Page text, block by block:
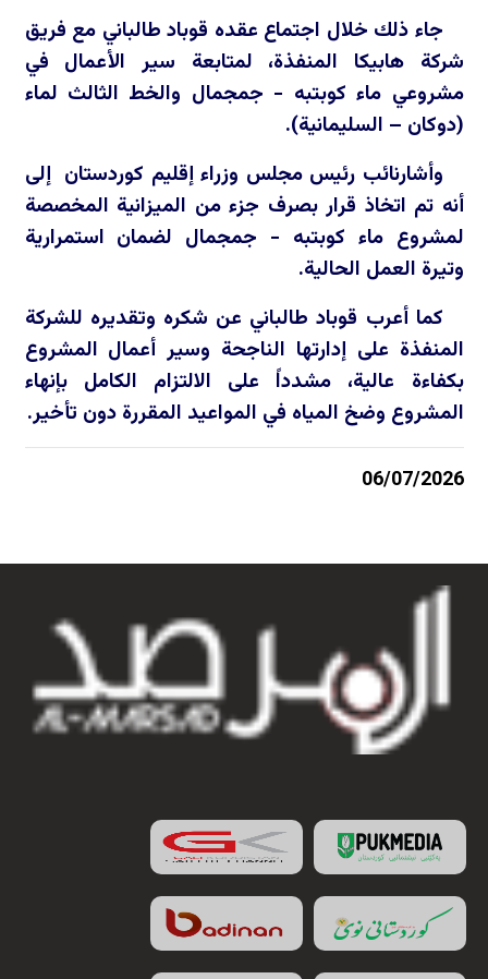
جاء ذلك خلال اجتماع عقده قوباد طالباني مع فريق
شركة هابيكا المنفذة، لمتابعة سير الأعمال في
مشروعي ماء كوبتبه - جمجمال والخط الثالث لماء
(دوكان – السليمانية).
وأشارنائب رئيس مجلس وزراء إقليم كوردستان إلى
أنه تم اتخاذ قرار بصرف جزء من الميزانية المخصصة
لمشروع ماء كوبتبه - جمجمال لضمان استمرارية
وتيرة العمل الحالية.
كما أعرب قوباد طالباني عن شكره وتقديره للشركة
المنفذة على إدارتها الناجحة وسير أعمال المشروع
بكفاءة عالية، مشدداً على الالتزام الكامل بإنهاء
المشروع وضخ المياه في المواعيد المقررة دون تأخير.
06/07/2026